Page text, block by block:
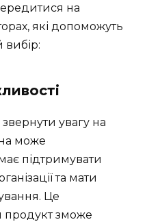
на
які допоможуть
увагу на
може
підтримувати
та мати
Це
продукт зможе